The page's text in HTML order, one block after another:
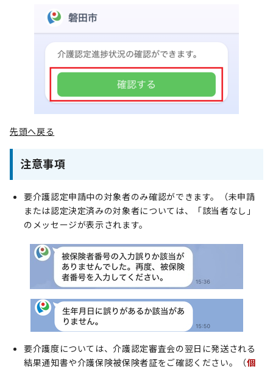
先頭へ戻る
注意事項
要介護認定申請中の対象者のみ確認ができます。（未申請
または認定決定済みの対象者については、「該当者なし」
のメッセージが表示されます。
要介護度については、介護認定審査会の翌日に発送される
結果通知書や介護保険被保険者証をご確認ください。（個